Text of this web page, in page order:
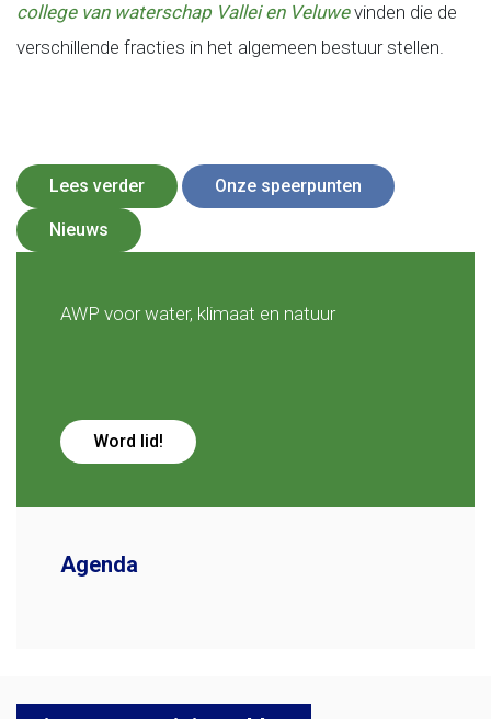
college van waterschap Vallei en Veluwevinden die de
verschillende fracties in het algemeen bestuur stellen.
Lees verder Onze speerpunten
Nieuws
AWP voor water, klimaat en natuur
Word lid!
Agenda